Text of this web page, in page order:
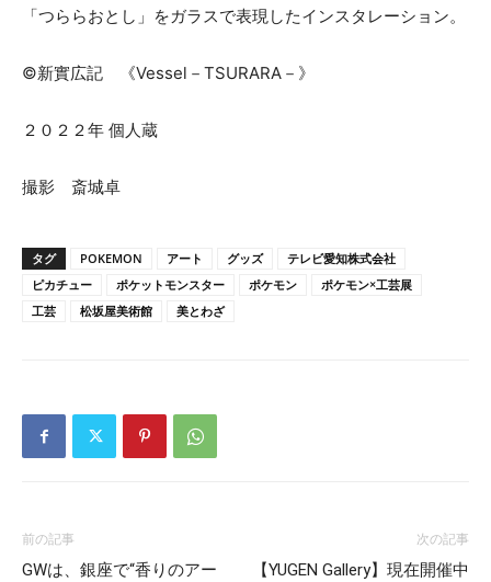
「つららおとし」をガラスで表現したインスタレーション。
©新實広記 《Vessel－TSURARA－》
２０２２年 個人蔵
撮影 斎城卓
タグ POKEMON アート グッズ
テレビ愛知株式会社
ピカチュー
ポケットモンスター ポケモン
ポケモン×工芸展
工芸
松坂屋美術館 美とわざ
前の記事
GWは、銀座で“香りのアー
次の記事
【YUGEN Gallery】現在開催中